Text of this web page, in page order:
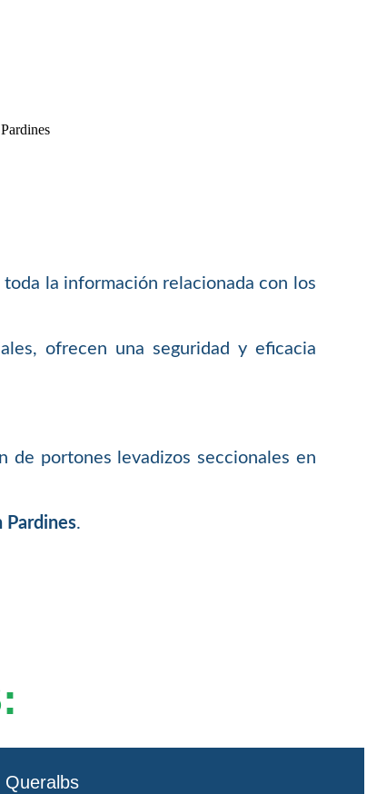
la información relacionada con los
ofrecen una seguridad y eficacia
de portones levadizos seccionales en
Pardines.
Queralbs